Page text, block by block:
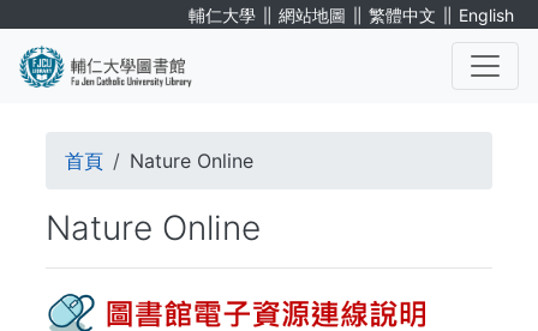
輔仁大學 ∥ 網站地圖 ∥ 繁體中文 ∥ English
導
連
結
首頁 Nature Online
Nature Online